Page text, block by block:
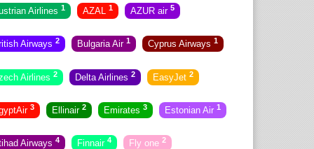
Airlines 1 AZAL 1 AZUR air 5
Airways 2 Bulgaria Air 1 Cyprus Airways 1
Airlines 2 Delta Airlines 2 EasyJet 2
3 Ellinair 2 Emirates 3 Estonian Air 1
Airways 4 Finnair 4 Fly one 2